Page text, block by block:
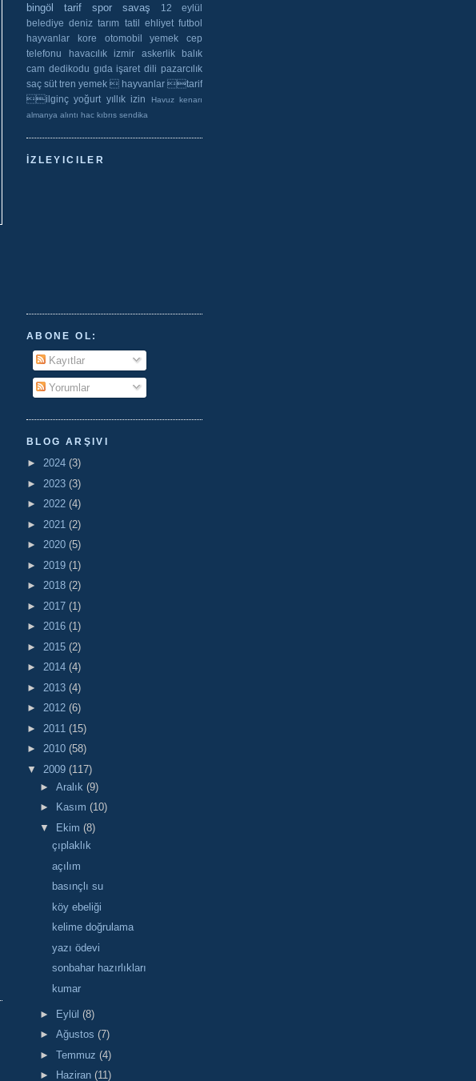
bingöl
tarif spor savaş
12 eylül
belediye deniz tarım tatil ehliyet futbol
hayvanlar
kore otomobil yemek
cep
telefonu
havacılık izmir askerlik
balık
cam dedikodu gıda işaret dili pazarcılık
saç süt tren yemek  hayvanlar tarif
ilginç yoğurt yıllık izin
Havuz kenarı
almanya alıntı hac kıbrıs sendika
İZLEYICILER
ABONE OL:
Kayıtlar
Yorumlar
BLOG ARŞIVI
► 2024 (3)
► 2023 (3)
► 2022 (4)
► 2021 (2)
► 2020 (5)
► 2019 (1)
► 2018 (2)
► 2017 (1)
► 2016 (1)
► 2015 (2)
► 2014 (4)
► 2013 (4)
► 2012 (6)
► 2011 (15)
► 2010 (58)
▼ 2009 (117)
► Aralık (9)
►
Kasım (10)
▼
Ekim (8)
çıplaklık
açılım
basınçlı su
köy ebeliği
kelime doğrulama
yazı ödevi
sonbahar hazırlıkları
kumar
► Eylül (8)
► Ağustos (7)
► Temmuz (4)
►
Haziran (11)